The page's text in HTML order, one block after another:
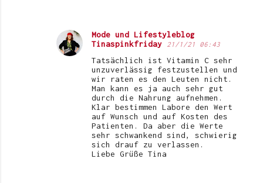
Mode und Lifestyleblog
Tinaspinkfriday
21/1/21 06:43
Tatsächlich ist Vitamin C sehr
unzuverlässig festzustellen und
wir raten es den Leuten nicht.
Man kann es ja auch sehr gut
durch die Nahrung aufnehmen.
Klar bestimmen Labore den Wert
auf Wunsch und auf Kosten des
Patienten. Da aber die Werte
sehr schwankend sind, schwierig
sich drauf zu verlassen.
Liebe Grüße Tina